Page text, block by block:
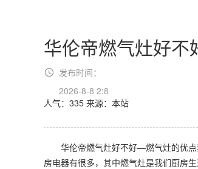
华伦帝燃气灶好
发布时间：
2026-8-8 2:8
人气：335 来源：本站
华伦帝燃气灶好不好—燃气灶的优点
房电器有很多，其中燃气灶是我们厨房